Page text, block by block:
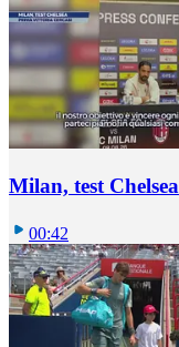
Milan, test Chelsea
00:42